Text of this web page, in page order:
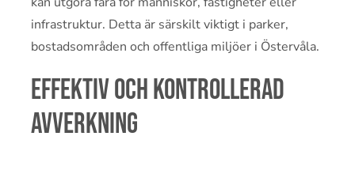
infrastruktur. Detta är särskilt viktigt i parker,
bostadsområden och offentliga miljöer i Östervåla.
Effektiv och kontrollerad
avverkning